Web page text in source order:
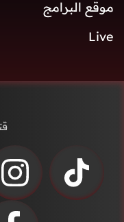
موقع البرامج
Live